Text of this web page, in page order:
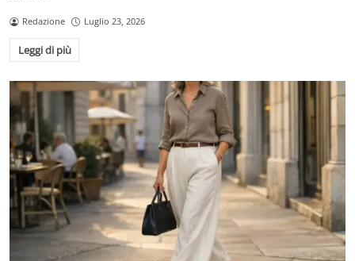
Redazione Luglio 23, 2026
Leggi di più